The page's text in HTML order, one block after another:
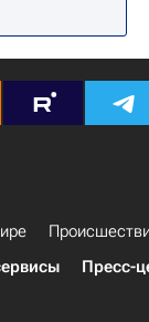
Пресс-